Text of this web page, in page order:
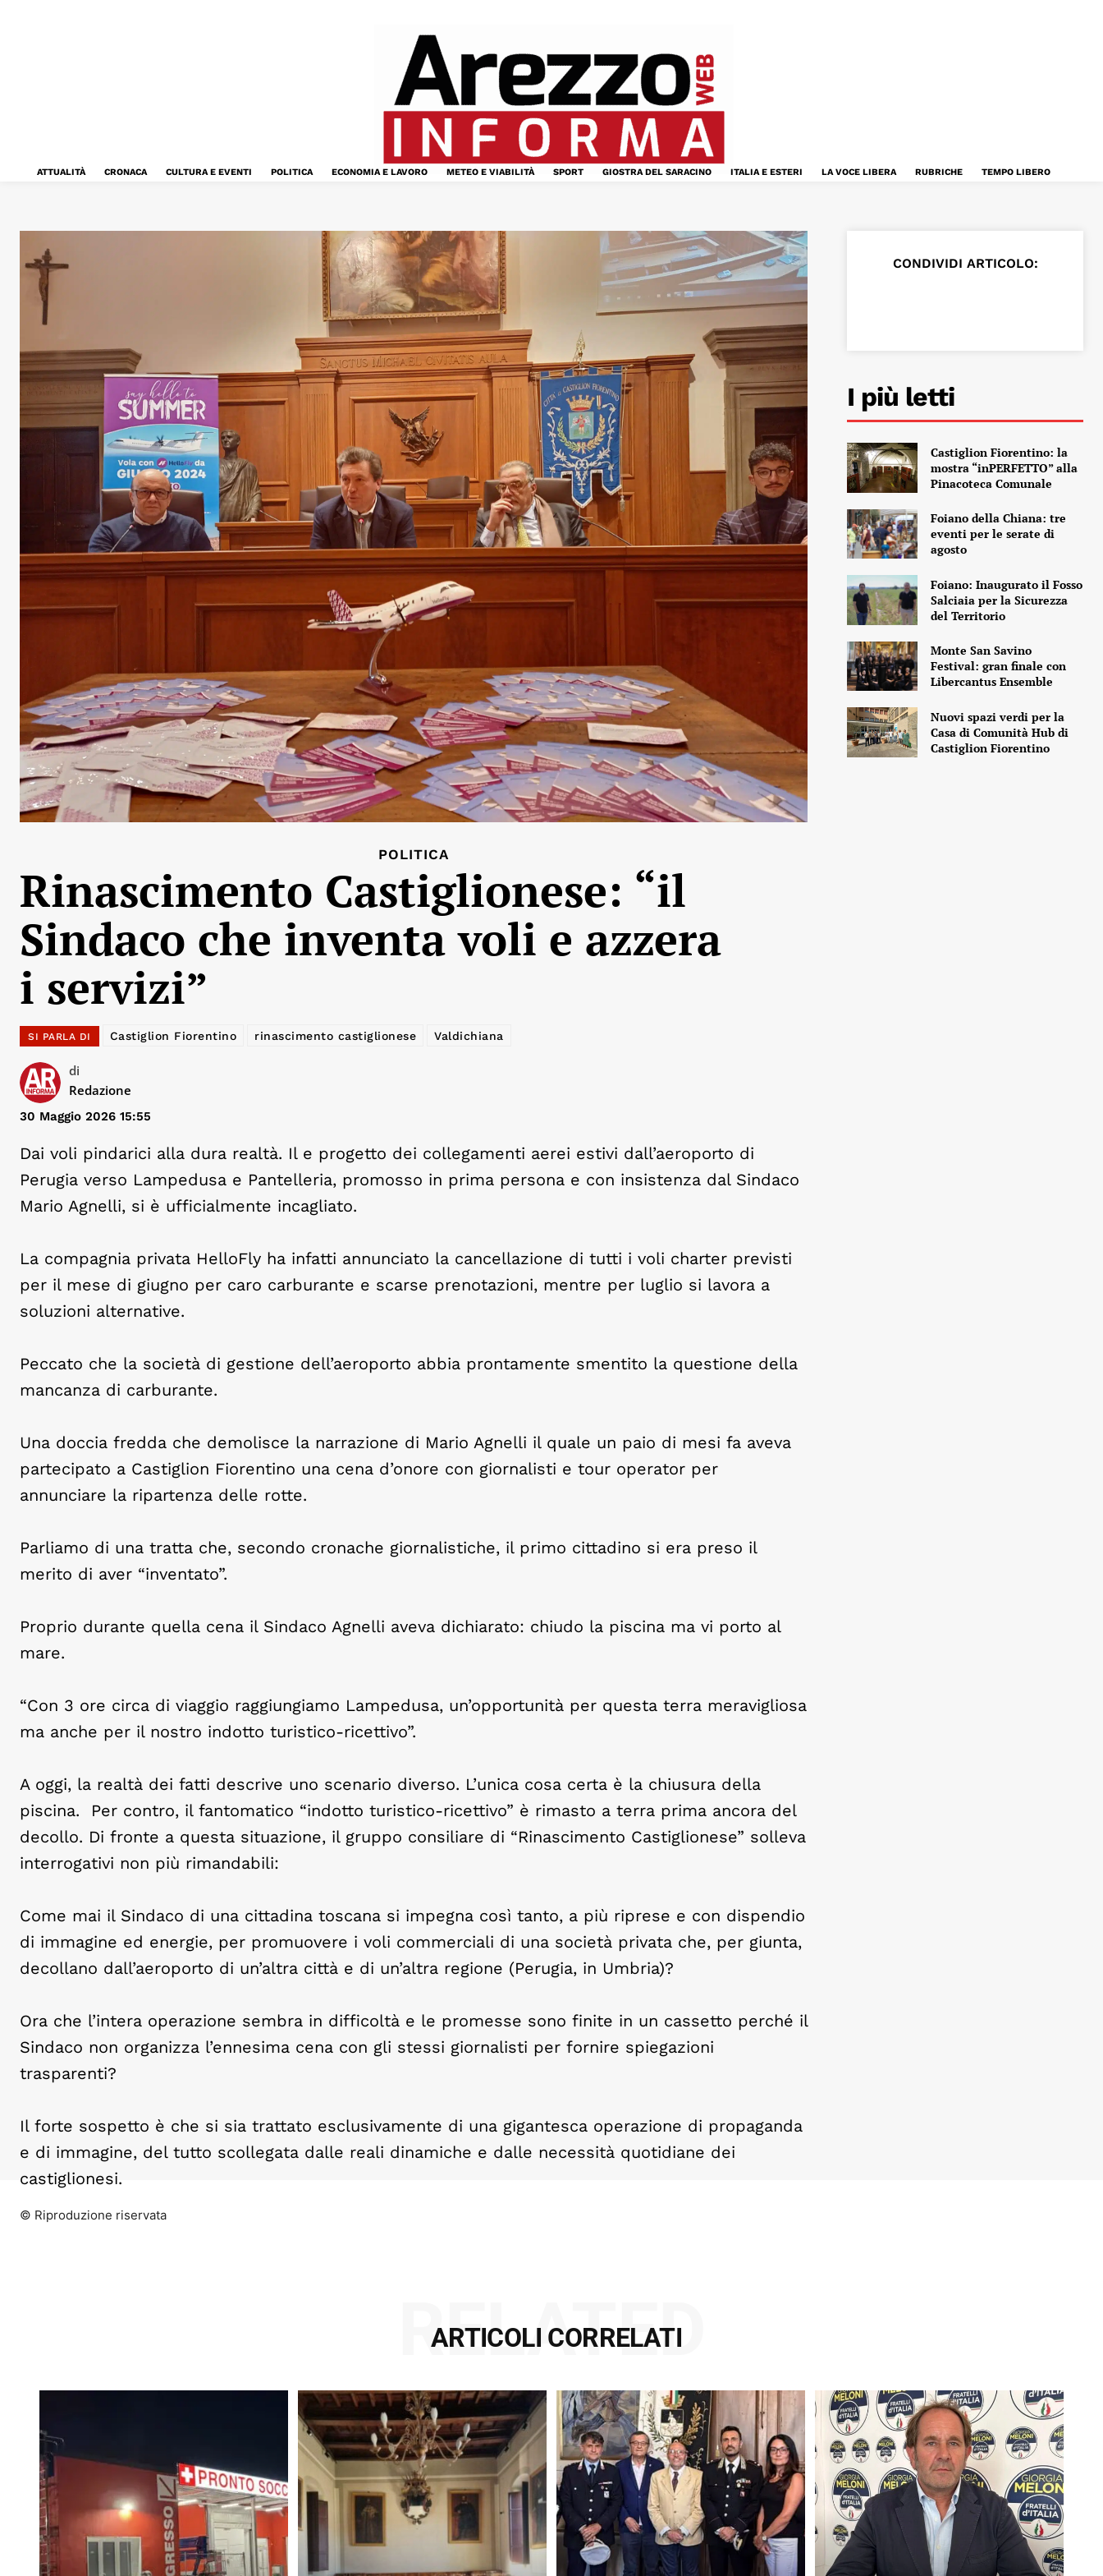
ATTUALITÀ CRONACA CULTURA E EVENTI POLITICA ECONOMIA E LAVORO METEO E VIABILITÀ SPORT GIOSTRA DEL SARACINO ITALIA E ESTERI LA VOCE LIBERA RUBRICHE TEMPO LIBERO
POLITICA
Rinascimento Castiglionese: “il
Sindaco che inventa voli e azzera
i servizi”
SI PARLA DI Castiglion Fiorentino rinascimento castiglionese Valdichiana
di
Redazione
30 Maggio 2026 15:55
Dai voli pindarici alla dura realtà. Il e progetto dei collegamenti aerei estivi dall’aeroporto di
Perugia verso Lampedusa e Pantelleria, promosso in prima persona e con insistenza dal Sindaco
Mario Agnelli, si è ufficialmente incagliato.
La compagnia privata HelloFly ha infatti annunciato la cancellazione di tutti i voli charter previsti
per il mese di giugno per caro carburante e scarse prenotazioni, mentre per luglio si lavora a
soluzioni alternative.
Peccato che la società di gestione dell’aeroporto abbia prontamente smentito la questione della
mancanza di carburante.
Una doccia fredda che demolisce la narrazione di Mario Agnelli il quale un paio di mesi fa aveva
partecipato a Castiglion Fiorentino una cena d’onore con giornalisti e tour operator per
annunciare la ripartenza delle rotte.
Parliamo di una tratta che, secondo cronache giornalistiche, il primo cittadino si era preso il
merito di aver “inventato”.
Proprio durante quella cena il Sindaco Agnelli aveva dichiarato: chiudo la piscina ma vi porto al
mare.
“Con 3 ore circa di viaggio raggiungiamo Lampedusa, un’opportunità per questa terra meravigliosa
ma anche per il nostro indotto turistico-ricettivo”.
A oggi, la realtà dei fatti descrive uno scenario diverso. L’unica cosa certa è la chiusura della
piscina. Per contro, il fantomatico “indotto turistico-ricettivo” è rimasto a terra prima ancora del
decollo. Di fronte a questa situazione, il gruppo consiliare di “Rinascimento Castiglionese” solleva
interrogativi non più rimandabili:
Come mai il Sindaco di una cittadina toscana si impegna così tanto, a più riprese e con dispendio
di immagine ed energie, per promuovere i voli commerciali di una società privata che, per giunta,
decollano dall’aeroporto di un’altra città e di un’altra regione (Perugia, in Umbria)?
Ora che l’intera operazione sembra in difficoltà e le promesse sono finite in un cassetto perché il
Sindaco non organizza l’ennesima cena con gli stessi giornalisti per fornire spiegazioni
trasparenti?
Il forte sospetto è che si sia trattato esclusivamente di una gigantesca operazione di propaganda
e di immagine, del tutto scollegata dalle reali dinamiche e dalle necessità quotidiane dei
castiglionesi.
© Riproduzione riservata
CONDIVIDI ARTICOLO:
I più letti
Castiglion Fiorentino: la
mostra “inPERFETTO” alla
Pinacoteca Comunale
Foiano della Chiana: tre
eventi per le serate di
agosto
Foiano: Inaugurato il Fosso
Salciaia per la Sicurezza
del Territorio
Monte San Savino
Festival: gran finale con
Libercantus Ensemble
Nuovi spazi verdi per la
Casa di Comunità Hub di
Castiglion Fiorentino
ARTICOLI CORRELATI
RELATED